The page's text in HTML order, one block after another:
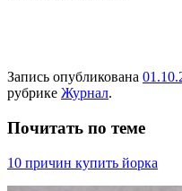
Запись опубликована
рубрике Журнал.
Почитать по теме
10 причин купить йорка